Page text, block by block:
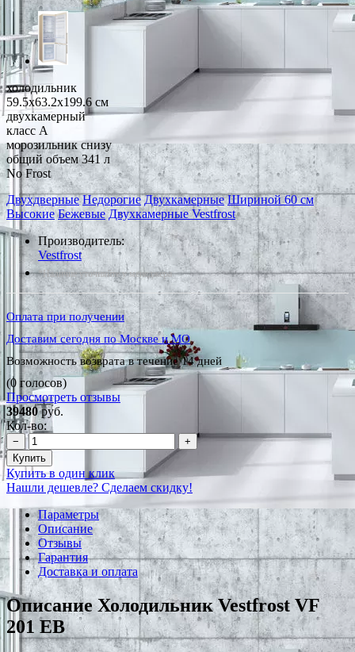
холодильник
59.5x63.2x199.6 см
двухкамерный
класс A
морозильник снизу
общий объем 341 л
No Frost
Двухдверные Недорогие Двухкамерные Шириной 60 см
Высокие Бежевые Двухкамерные Vestfrost
Производитель:
Vestfrost
*Наличие уточняйте у менеджера
Оплата при получении
Доставим сегодня по Москве и МО
Возможность возврата в течение 14 дней
(0 голосов)
Просмотреть отзывы
39480руб.
Кол-во:
−
+
Купить
Купить в один клик
Нашли дешевле? Сделаем скидку!
Параметры
Описание
Отзывы
Гарантия
Доставка и оплата
Описание Холодильник Vestfrost VF
201 EB